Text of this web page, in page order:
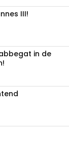
III!
in de